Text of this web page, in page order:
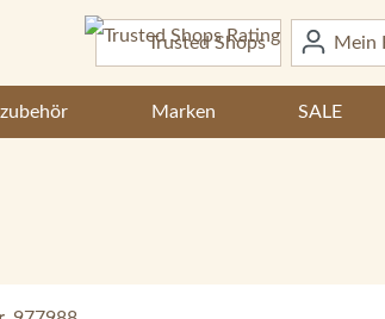
Trusted Shops Mein
Marken SALE